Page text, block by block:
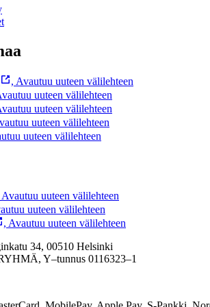
, Avautuu uuteen välilehteen
uuteen välilehteen
uuteen välilehteen
uuteen välilehteen
uuteen välilehteen
Avautuu uuteen välilehteen
uuteen välilehteen
, Avautuu uuteen välilehteen
34, 00510 Helsinki
Y–tunnus 0116323–1